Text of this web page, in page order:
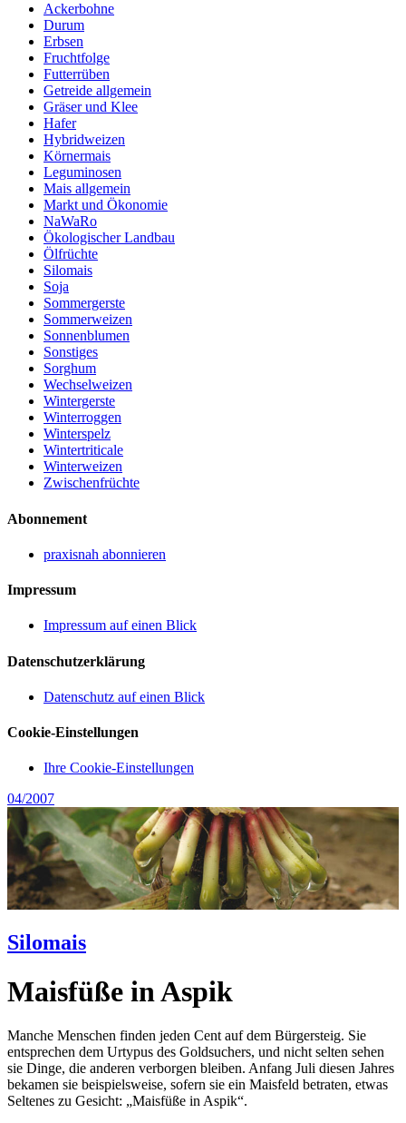
Ackerbohne
Durum
Erbsen
Fruchtfolge
Futterrüben
Getreide allgemein
Gräser und Klee
Hafer
Hybridweizen
Körnermais
Leguminosen
Mais allgemein
Markt und Ökonomie
NaWaRo
Ökologischer Landbau
Ölfrüchte
Silomais
Soja
Sommergerste
Sommerweizen
Sonnenblumen
Sonstiges
Sorghum
Wechselweizen
Wintergerste
Winterroggen
Winterspelz
Wintertriticale
Winterweizen
Zwischenfrüchte
Abonnement
praxisnah abonnieren
Impressum
Impressum auf einen Blick
Datenschutzerklärung
Datenschutz auf einen Blick
Cookie-Einstellungen
Ihre Cookie-Einstellungen
04/2007
Silomais
Maisfüße in Aspik
Manche Menschen finden jeden Cent auf dem Bürgersteig. Sie
entsprechen dem Urtypus des Goldsuchers, und nicht selten sehen
sie Dinge, die anderen verborgen bleiben. Anfang Juli diesen Jahres
bekamen sie beispielsweise, sofern sie ein Maisfeld betraten, etwas
Seltenes zu Gesicht: „Maisfüße in Aspik“.